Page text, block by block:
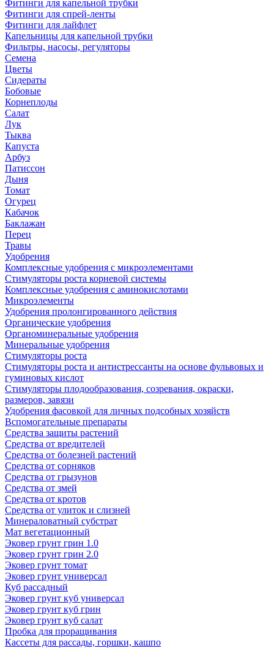
Фитинги для капельной трубки
Фитинги для спрей-ленты
Фитинги для лайфлет
Капельницы для капельной трубки
Фильтры, насосы, регуляторы
Семена
Цветы
Сидераты
Бобовые
Корнеплоды
Салат
Лук
Тыква
Капуста
Арбуз
Патиссон
Дыня
Томат
Огурец
Кабачок
Баклажан
Перец
Травы
Удобрения
Комплексные удобрения с микроэлементами
Стимуляторы роста корневой системы
Комплексные удобрения с аминокислотами
Микроэлементы
Удобрения пролонгированного действия
Органические удобрения
Органоминеральные удобрения
Минеральные удобрения
Стимуляторы роста
Стимуляторы роста и антистрессанты на основе фульвовых и
гуминовых кислот
Стимуляторы плодообразования, созревания, окраски,
размеров, завязи
Удобрения фасовкой для личных подсобных хозяйств
Вспомогательные препараты
Средства защиты растений
Средства от вредителей
Средства от болезней растений
Средства от сорняков
Средства от грызунов
Средства от змей
Средства от кротов
Средства от улиток и слизней
Минераловатный субстрат
Мат вегетационный
Эковер грунт грин 1.0
Эковер грунт грин 2.0
Эковер грунт томат
Эковер грунт универсал
Куб рассадный
Эковер грунт куб универсал
Эковер грунт куб грин
Эковер грунт куб салат
Пробка для проращивания
Кассеты для рассады, горшки, кашпо